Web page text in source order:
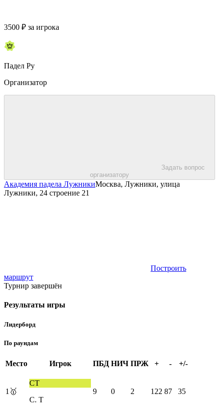
3500 ₽ за игрока
Падел Ру
Организатор
Задать вопрос
организатору
Академия падела ЛужникиМосква, Лужники, улица
Лужники, 24 строение 21
Построить
маршрут
Турнир завершён
Результаты игры
Лидерборд
По раундам
Место Игрок ПБД НИЧ ПРЖ + - +/-
1 🥇
СТ
С. Т
9 0 2 122 87 35